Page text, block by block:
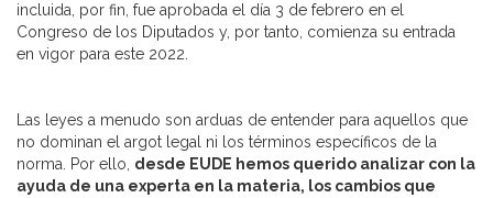
incluida, por fin, fue aprobada el día 3 de febrero en el
Congreso de los Diputados y, por tanto, comienza su entrada
en vigor para este 2022.
Las leyes a menudo son arduas de entender para aquellos que
no dominan el argot legal ni los términos específicos de la
norma. Por ello, desde EUDE hemos querido analizar con la
ayuda de una experta en la materia, los cambios que